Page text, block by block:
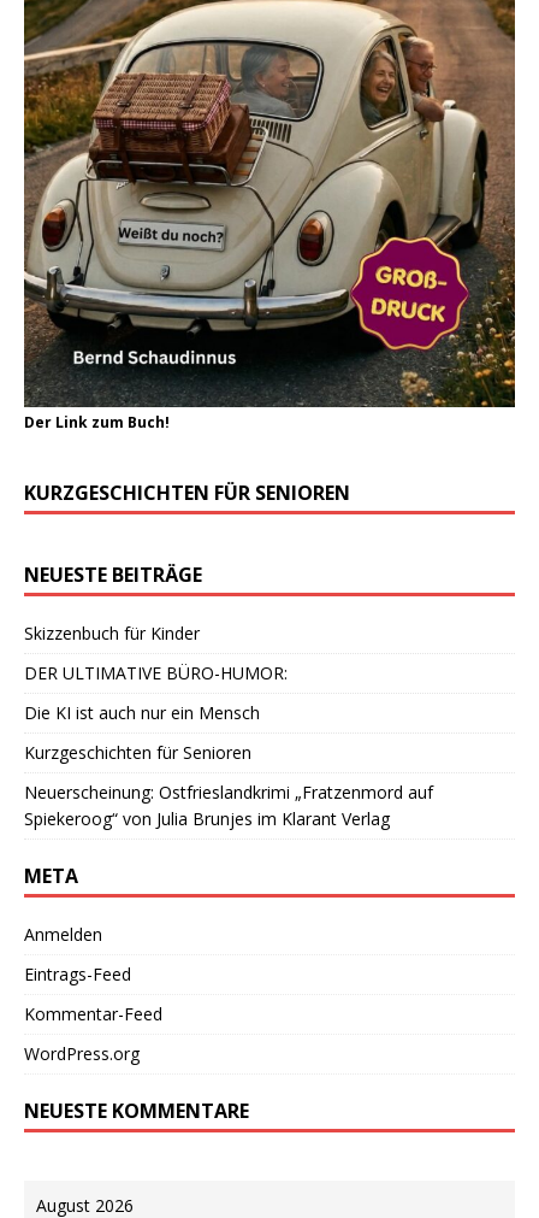
Der Link zum Buch!
KURZGESCHICHTEN FÜR SENIOREN
NEUESTE BEITRÄGE
Skizzenbuch für Kinder
DER ULTIMATIVE BÜRO-HUMOR:
Die KI ist auch nur ein Mensch
Kurzgeschichten für Senioren
Neuerscheinung: Ostfrieslandkrimi „Fratzenmord auf
Spiekeroog“ von Julia Brunjes im Klarant Verlag
META
Anmelden
Eintrags-Feed
Kommentar-Feed
WordPress.org
NEUESTE KOMMENTARE
August 2026